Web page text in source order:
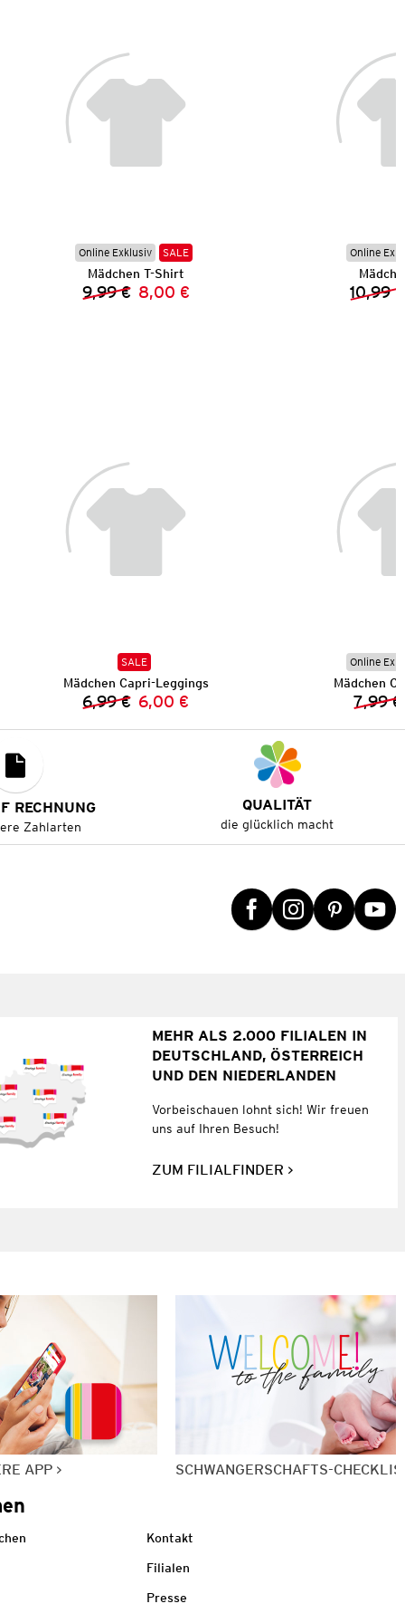
Online Exklusiv SALE
Mädchen T-Shirt
Vorheriger Preis:
9,99 € Neuer Preis:
8,00 €
Online
10,99 €
SALE
Mädchen Capri-Leggings
Vorheriger Preis:
6,99 € Neuer Preis:
6,00 €
Online
Mädchen
7,99 €
RECHNUNG
Zahlarten
QUALITÄT
die glücklich macht
MEHR ALS 2.000 FILIALEN IN
DEUTSCHLAND, ÖSTERREICH
UND DEN NIEDERLANDEN
Vorbeischauen lohnt sich! Wir freuen
uns auf Ihren Besuch!
ZUM FILIALFINDER
APP SCHWANGERSCHAFTS-
Kontakt
Filialen
Presse